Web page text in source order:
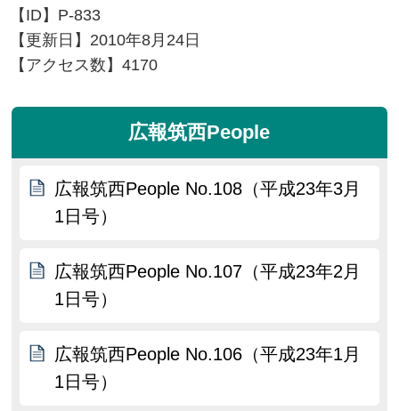
【ID】 P-833
【更新日】 2010年8月24日
【アクセス数】4170
広報筑西People
広報筑西People No.108（平成23年3月
1日号）
広報筑西People No.107（平成23年2月
1日号）
広報筑西People No.106（平成23年1月
1日号）